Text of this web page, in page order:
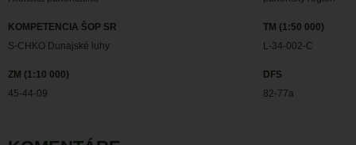
KOMPETENCIA ŠOP SR
S-CHKO Dunajské luhy
TM (1:50 000)
L-34-002-C
ZM (1:10 000)
45-44-09
DFS
82-77a